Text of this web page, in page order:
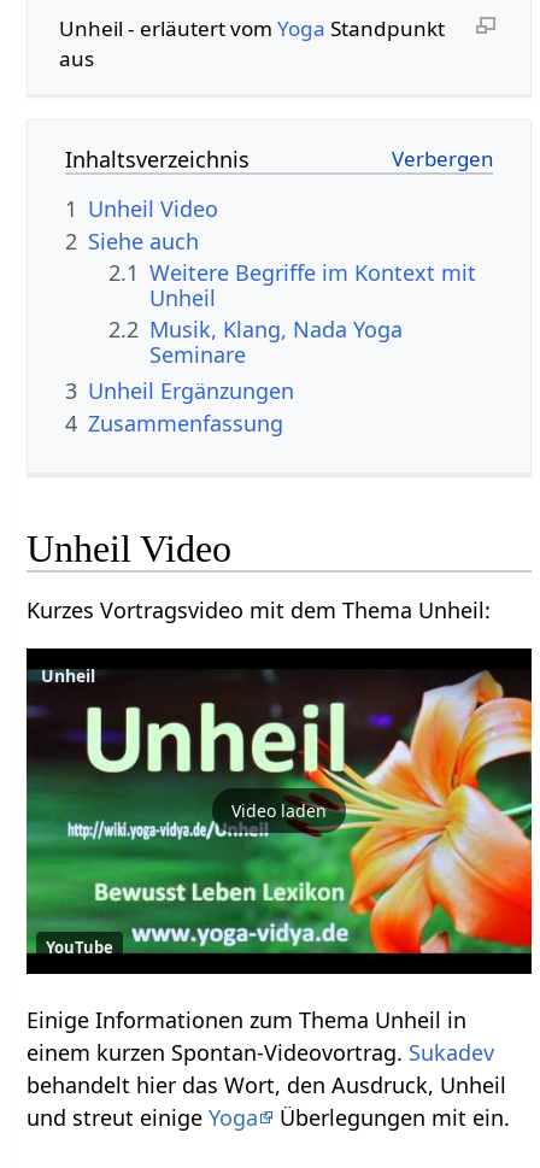
Unheil‏‎ - erläutert vom Yoga Standpunkt
aus
Inhaltsverzeichnis
1
Unheil‏‎ Video
2 Siehe auch
2.1 Weitere Begriffe im Kontext mit
2.2 Musik, Klang, Nada Yoga
Seminare
3
Unheil‏‎ Ergänzungen
4 Zusammenfassung
Unheil‏‎ Video
Kurzes Vortragsvideo mit dem Thema Unheil‏‎:
Unheil‏‎
Video laden
YouTube
Einige Informationen zum Thema Unheil‏‎ in
einem kurzen Spontan-Videovortrag. Sukadev
behandelt hier das Wort, den Ausdruck, Unheil‏‎
und streut einigeYoga Überlegungen mit ein.